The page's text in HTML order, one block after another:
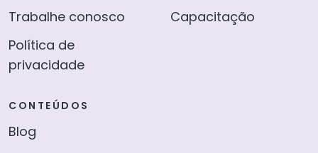
Trabalhe conosco
Política de
privacidade
Capacitação
CONTEÚDOS
Blog